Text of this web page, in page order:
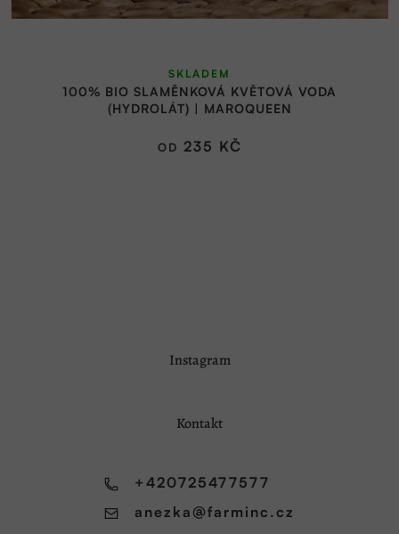
100% BIO SLAMĚNKOVÁ KVĚTOVÁ VODA
(HYDROLÁT) | MAROQUEEN
SKLADEM
OD 235 KČ
Instagram
Kontakt
anezka @farminc.cz
+420725477577